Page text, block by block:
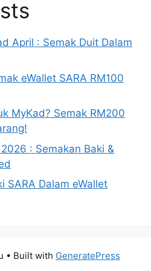
April : Semak Duit Dalam
eWallet SARA RM100
MyKad? Semak RM200
: Semakan Baki &
SARA Dalam eWallet
• Built with GeneratePress